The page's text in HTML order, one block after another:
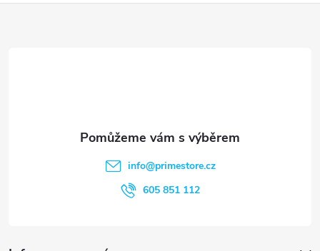
info@primestore.cz
605 851 112